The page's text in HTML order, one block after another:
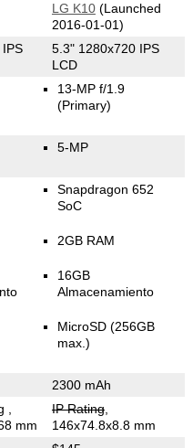
LG K10(Launched
2016-01-01)
5.3" 1280x720 IPS
LCD
13-MP f/1.9
(Primary)
5-MP
Snapdragon 652
SoC
2GB RAM
16GB
Almacenamiento
MicroSD (256GB
max.)
2300 mAh
mm
IP Rating,
146x74.8x8.8 mm